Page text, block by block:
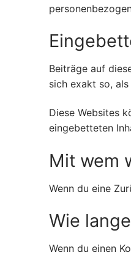
Beiträge auf
sich exakt so,
Diese Websites
eingebetteten
Mit wem
Wenn du eine
Wie
Wenn du einen